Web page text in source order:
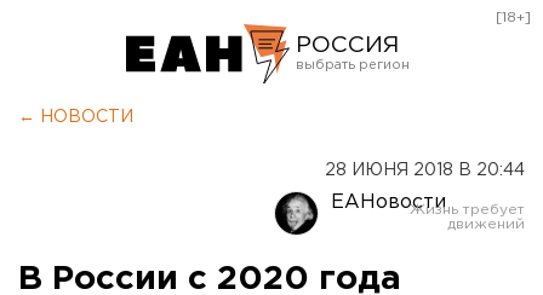
РОССИЯ
Оренбург
[18+]
← НОВОСТИ
28 ИЮНЯ 2018 В 20:44
ЕАНовости
В России с 2020 года